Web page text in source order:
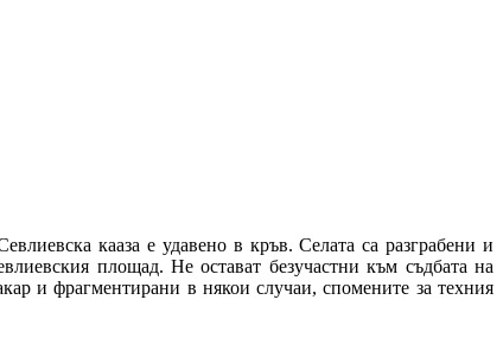
кааза е удавено в кръв. Селата са разграбени и
площад. Не остават безучастни към съдбата на
и фрагментирани в някои случаи, спомените за техния